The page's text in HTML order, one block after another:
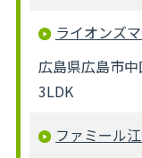
ライオンズ
広島県広島市
3LDK
ファミール